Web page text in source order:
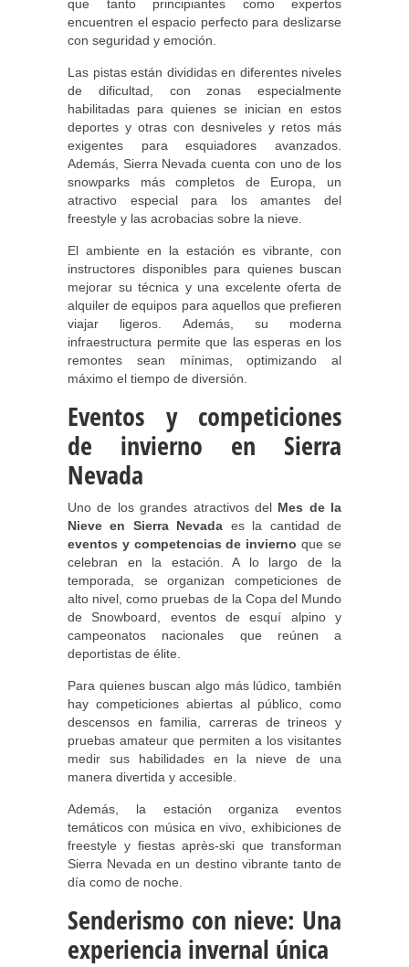
que tanto principiantes como expertos
encuentren el espacio perfecto para deslizarse
con seguridad y emoción.
Las pistas están divididas en diferentes niveles
de dificultad, con zonas especialmente
habilitadas para quienes se inician en estos
deportes y otras con desniveles y retos más
exigentes para esquiadores avanzados.
Además, Sierra Nevada cuenta con uno de los
snowparks más completos de Europa, un
atractivo especial para los amantes del
freestyle y las acrobacias sobre la nieve.
El ambiente en la estación es vibrante, con
instructores disponibles para quienes buscan
mejorar su técnica y una excelente oferta de
alquiler de equipos para aquellos que prefieren
viajar ligeros. Además, su moderna
infraestructura permite que las esperas en los
remontes sean mínimas, optimizando al
máximo el tiempo de diversión.
Eventos y competiciones
de invierno en Sierra
Nevada
Uno de los grandes atractivos del Mes de la
Nieve en Sierra Nevada es la cantidad de
eventos y competencias de invierno que se
celebran en la estación. A lo largo de la
temporada, se organizan competiciones de
alto nivel, como pruebas de la Copa del Mundo
de Snowboard, eventos de esquí alpino y
campeonatos nacionales que reúnen a
deportistas de élite.
Para quienes buscan algo más lúdico, también
hay competiciones abiertas al público, como
descensos en familia, carreras de trineos y
pruebas amateur que permiten a los visitantes
medir sus habilidades en la nieve de una
manera divertida y accesible.
Además, la estación organiza eventos
temáticos con música en vivo, exhibiciones de
freestyle y fiestas après-ski que transforman
Sierra Nevada en un destino vibrante tanto de
día como de noche.
Senderismo con nieve: Una
experiencia invernal única